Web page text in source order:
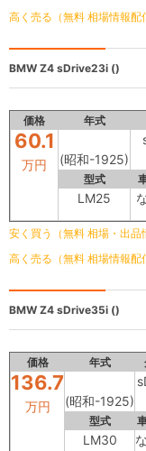
高く売る（無料 相場情報配
BMW Z4 sDrive23i ()
価格 年式
60.1
万円 (昭和-1925)
型式
LM25
安く買う（無料 相場・出品
高く売る（無料 相場情報配
BMW Z4 sDrive35i ()
価格 年式
136.7
万円 (昭和-1925)
型式
LM30